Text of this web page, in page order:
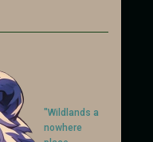
"Wildlands a
nowhere